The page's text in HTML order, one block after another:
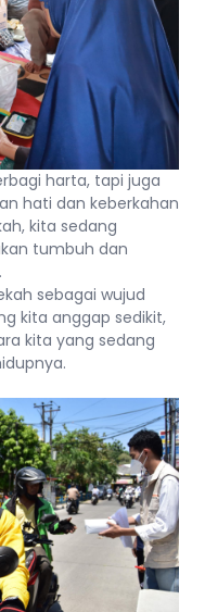
harta, tapi juga
hati dan keberkahan
kita sedang
tumbuh dan
sebagai wujud
kita anggap sedikit,
kita yang sedang